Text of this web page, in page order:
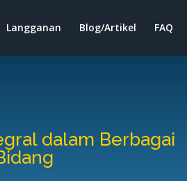
Langganan Blog/Artikel FAQ
dalam Berbagai